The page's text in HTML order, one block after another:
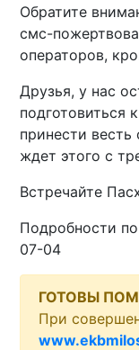
Обратите
смс-
операторов,
Друзья, у нас
подготовиться
принести
ждет этого с
Встречайте
Подробности
07-04
ГОТОВЫ
При